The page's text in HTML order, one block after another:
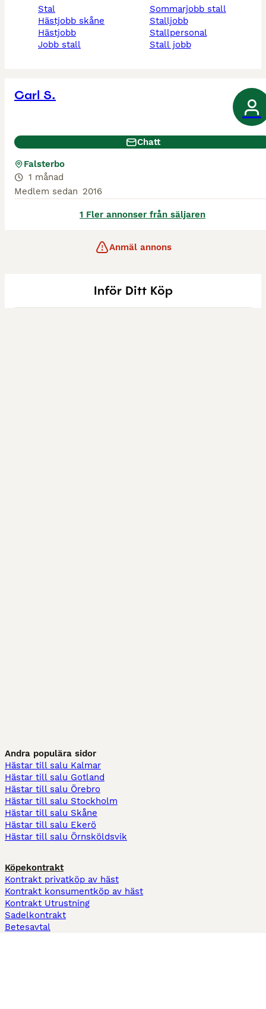
stal
hästjobb skåne
hästjobb
jobb stall
sommarjobb stall
stalljobb
stallpersonal
stall jobb
Carl S.
Chatt
Falsterbo
1 månad
Medlem sedan 2016
1 Fler annonser från säljaren
Anmäl annons
Inför Ditt Köp
Andra populära sidor
Hästar till salu Kalmar
Hästar till salu Gotland
Hästar till salu Örebro
Hästar till salu Stockholm
Hästar till salu Skåne
Hästar till salu Ekerö
Hästar till salu Örnsköldsvik
Köpekontrakt
Kontrakt privatköp av häst
Kontrakt konsumentköp av häst
Kontrakt Utrustning
Sadelkontrakt
Betesavtal